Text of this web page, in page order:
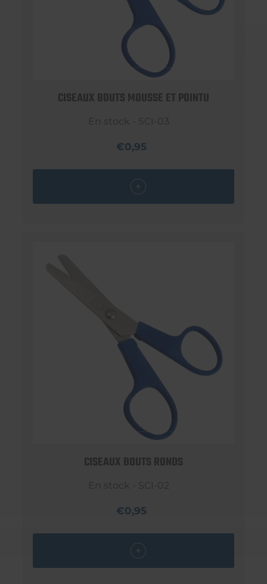
CISEAUX BOUTS MOUSSE ET POINTU
En stock - SCI-03
€0,95
CISEAUX BOUTS RONDS
En stock - SCI-02
€0,95